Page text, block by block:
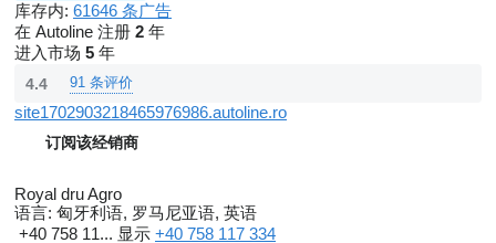
库存内: 61646 条广告
在 Autoline 注册 2 年
进入市场 5 年
4.4 91 条评价
site1702903218465976986.autoline.ro
订阅该经销商
Royal dru Agro
语言: 匈牙利语, 罗马尼亚语, 英语
+40 758 11... 显示 +40 758 117 334